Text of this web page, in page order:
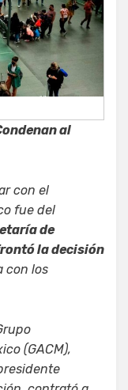
al
con el
fue del
de
la decisión
con los
(GACM),